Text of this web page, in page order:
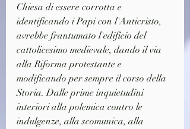
Chiesa di essere corrotta e
identificando i Papi con l'Anticristo,
avrebbe frantumato l'edificio del
cattolicesimo medievale, dando il via
alla Riforma protestante e
modificando per sempre il corso della
Storia. Dalle prime inquietudini
interiori alla polemica contro le
indulgenze, alla scomunica, alla